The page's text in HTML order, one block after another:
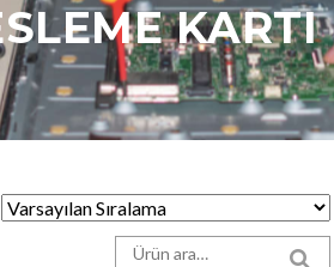
KARTI
Arama sonuçları: